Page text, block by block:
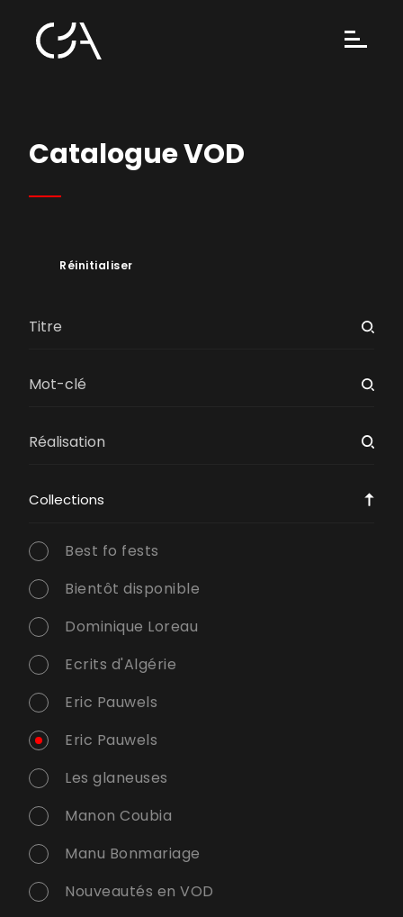
Catalogue VOD
Réinitialiser
Collections
Best fo fests
Bientôt disponible
Dominique Loreau
Ecrits d'Algérie
Eric Pauwels
Eric Pauwels
Les glaneuses
Manon Coubia
Manu Bonmariage
Nouveautés en VOD